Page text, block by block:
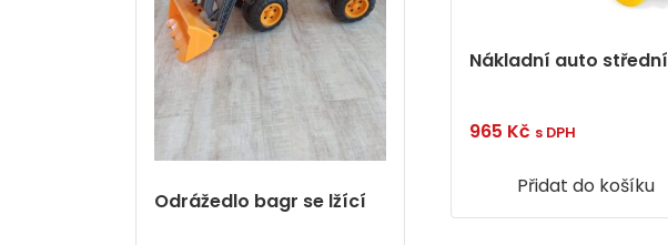
Odrážedlo bagr se lžící
Nákladní auto střední
965 Kč s DPH
Přidat do košíku